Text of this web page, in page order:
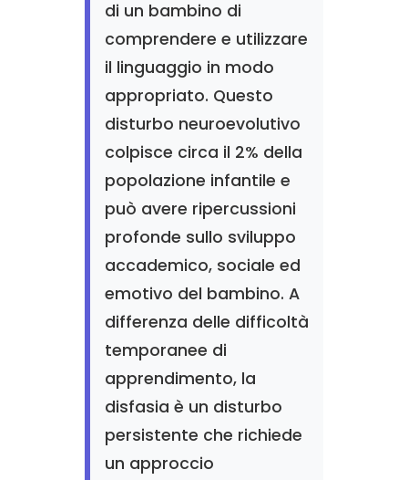
di un bambino di
comprendere e utilizzare
il linguaggio in modo
appropriato. Questo
disturbo neuroevolutivo
colpisce circa il 2% della
popolazione infantile e
può avere ripercussioni
profonde sullo sviluppo
accademico, sociale ed
emotivo del bambino. A
differenza delle difficoltà
temporanee di
apprendimento, la
disfasia è un disturbo
persistente che richiede
un approccio